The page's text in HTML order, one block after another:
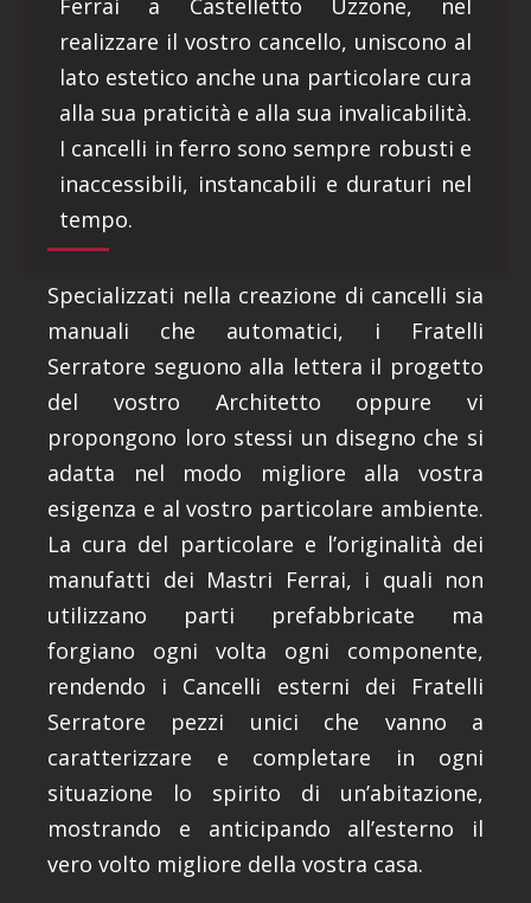
Ferrai a Castelletto Uzzone, nel
realizzare il vostro cancello, uniscono al
lato estetico anche una particolare cura
alla sua praticità e alla sua invalicabilità.
I cancelli in ferro sono sempre robusti e
inaccessibili, instancabili e duraturi nel
tempo.
Specializzati nella creazione di cancelli sia
manuali che automatici, i Fratelli
Serratore seguono alla lettera il progetto
del vostro Architetto oppure vi
propongono loro stessi un disegno che si
adatta nel modo migliore alla vostra
esigenza e al vostro particolare ambiente.
La cura del particolare e l’originalità dei
manufatti dei Mastri Ferrai, i quali non
utilizzano parti prefabbricate ma
forgiano ogni volta ogni componente,
rendendo i Cancelli esterni dei Fratelli
Serratore pezzi unici che vanno a
caratterizzare e completare in ogni
situazione lo spirito di un’abitazione,
mostrando e anticipando all’esterno il
vero volto migliore della vostra casa.